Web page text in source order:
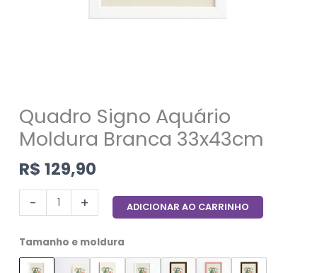
Quadro Signo Aquário
Moldura Branca 33x43cm
R$ 129,90
- + ADICIONAR AO CARRINHO
Tamanho e moldura